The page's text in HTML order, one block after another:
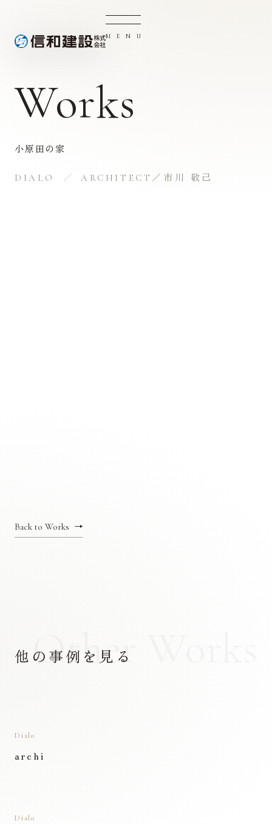
M E N U
Works
小原田の家
DIALO ARCHITECT／市川 敬己
Back to Works →
Other Works
他の事例を見る
Dialo
archi
Dialo